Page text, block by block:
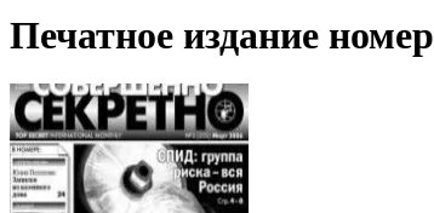
Печатное издание номер